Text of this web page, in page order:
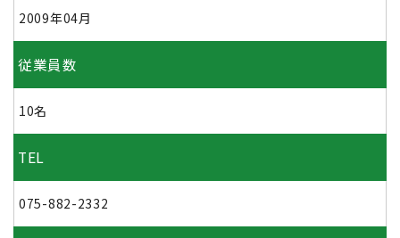
2009年04月
従業員数
10名
TEL
075-882-2332